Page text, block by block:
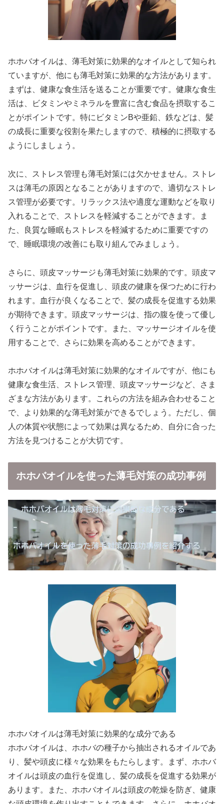
ホホバオイルは、薄毛対策に効果的なオイルとして知られ
ていますが、他にも薄毛対策に効果的な方法があります。
まずは、健康な食生活を送ることが重要です。健康な食生
活は、ビタミンやミネラルを豊富に含む食品を摂取するこ
とがポイントです。特にビタミンBや亜鉛、鉄などは、髪
の成長に重要な役割を果たしますので、積極的に摂取する
ようにしましょう。
次に、ストレス管理も薄毛対策には欠かせません。ストレ
スは薄毛の原因となることがありますので、適切なストレ
ス管理が必要です。リラックス法や適度な運動などを取り
入れることで、ストレスを軽減することができます。ま
た、良質な睡眠もストレスを軽減するために重要ですの
で、睡眠環境の改善にも取り組んでみましょう。
さらに、頭皮マッサージも薄毛対策に効果的です。頭皮マ
ッサージは、血行を促進し、頭皮の健康を保つために行わ
れます。血行が良くなることで、髪の成長を促進する効果
が期待できます。頭皮マッサージは、指の腹を使って優し
く行うことがポイントです。また、マッサージオイルを使
用することで、さらに効果を高めることができます。
ホホバオイルは薄毛対策に効果的なオイルですが、他にも
健康な食生活、ストレス管理、頭皮マッサージなど、さま
ざまな方法があります。これらの方法を組み合わせること
で、より効果的な薄毛対策ができるでしょう。ただし、個
人の体質や状態によって効果は異なるため、自分に合った
方法を見つけることが大切です。
ホホバオイルを使った薄毛対策の成功事例
ホホバオイルは薄毛対策に効果的な成分である
ホホバオイルは、ホホバの種子から抽出されるオイルであ
り、髪や頭皮に様々な効果をもたらします。まず、ホホバ
オイルは頭皮の血行を促進し、髪の成長を促進する効果が
あります。また、ホホバオイルは頭皮の乾燥を防ぎ、健康